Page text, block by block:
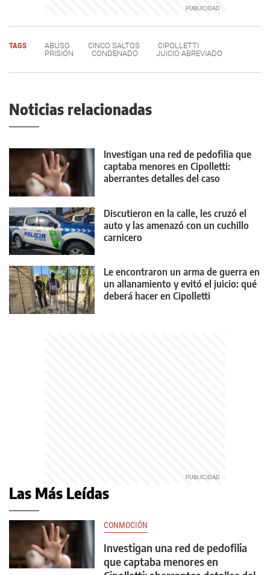
TAGS ABUSO CINCO SALTOS
CIPOLLETTI
PRISIÓN
CONDENADO JUICIO ABREVIADO
Noticias relacionadas
Investigan una red de pedofilia que
captaba menores en Cipolletti:
aberrantes detalles del caso
Discutieron en la calle, les cruzó el
auto y las amenazó con un cuchillo
carnicero
Le encontraron un arma de guerra en
un allanamiento y evitó el juicio: qué
deberá hacer en Cipolletti
Las Más Leídas
CONMOCIÓN
Investigan una red de pedofilia
que captaba menores en